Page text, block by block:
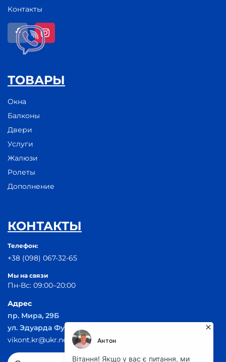
Контакты
ТОВАРЫ
Окна
Балконы
Двери
Услуги
Жалюзи
Ролеты
Дополнение
КОНТАКТЫ
Телефон:
+38 (098) 067-32-65
Мы на связи
Пн-Вс: 09:00–20:00
Адрес
пр. Мира, 29Б
ул. Эдуарда Фукса 55
vikont.kr@ukr.net